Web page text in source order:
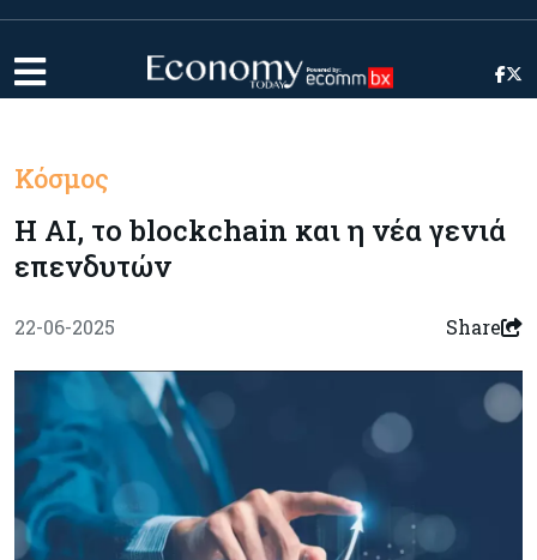
Κόσμος
Η AI, το blockchain και η νέα γενιά
επενδυτών
22-06-2025 Share